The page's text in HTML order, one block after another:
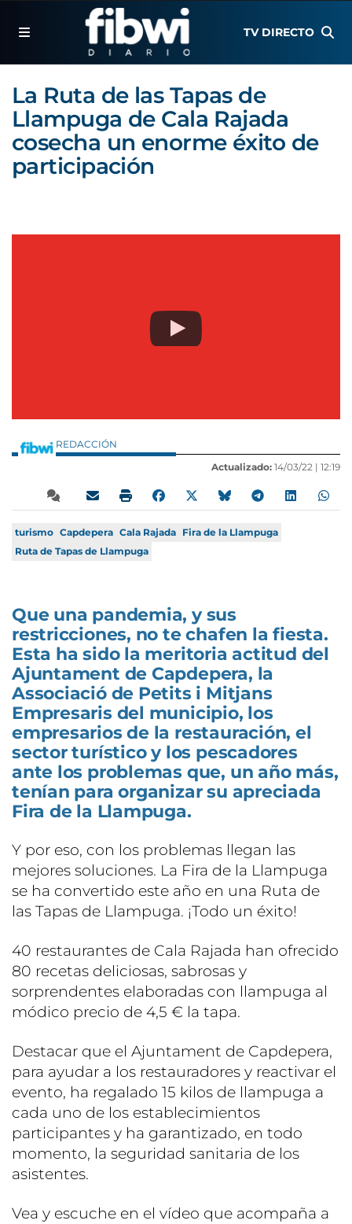
TV DIRECTO
La Ruta de las Tapas de
Llampuga de Cala Rajada
cosecha un enorme éxito de
participación
REDACCIÓN
Actualizado: 14/03/22 | 12:19
turismo Capdepera Cala Rajada Fira de la Llampuga
Ruta de Tapas de Llampuga
Que una pandemia, y sus
restricciones, no te chafen la fiesta.
Esta ha sido la meritoria actitud del
Ajuntament de Capdepera, la
Associació de Petits i Mitjans
Empresaris del municipio, los
empresarios de la restauración, el
sector turístico y los pescadores
ante los problemas que, un año más,
tenían para organizar su apreciada
Fira de la Llampuga.
Y por eso, con los problemas llegan las
mejores soluciones. La Fira de la Llampuga
se ha convertido este año en una Ruta de
las Tapas de Llampuga. ¡Todo un éxito!
40 restaurantes de Cala Rajada han ofrecido
80 recetas deliciosas, sabrosas y
sorprendentes elaboradas con llampuga al
módico precio de 4,5 € la tapa.
Destacar que el Ajuntament de Capdepera,
para ayudar a los restauradores y reactivar el
evento, ha regalado 15 kilos de llampuga a
cada uno de los establecimientos
participantes y ha garantizado, en todo
momento, la seguridad sanitaria de los
asistentes.
Vea y escuche en el vídeo que acompaña a